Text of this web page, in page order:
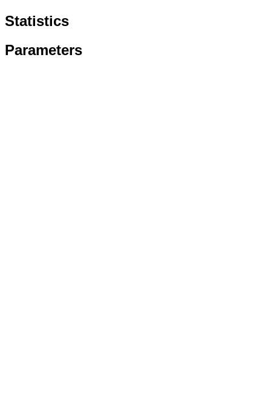
Statistics
Parameters